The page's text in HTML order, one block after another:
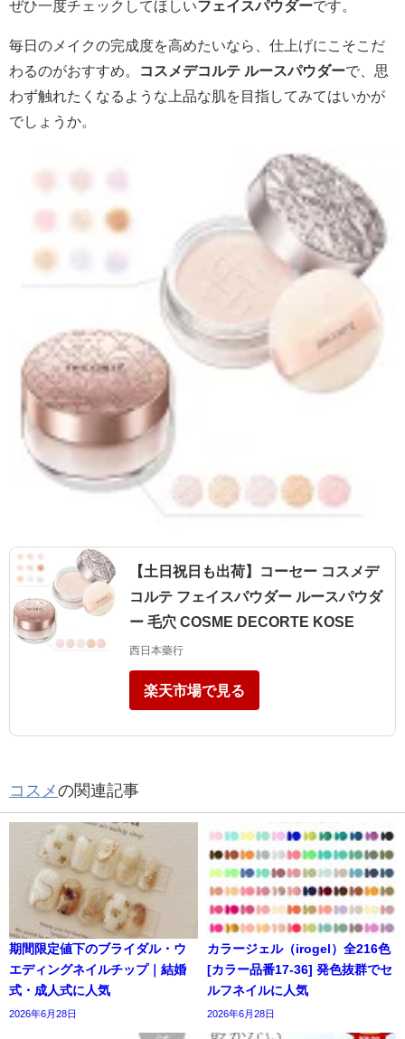
ぜひ一度チェックしてほしいフェイスパウダーです。
毎日のメイクの完成度を高めたいなら、仕上げにこそこだ
わるのがおすすめ。
コスメデコルテ ルースパウダーで、思
わず触れたくなるような上品な肌を目指してみてはいかが
でしょうか。
【土日祝日も出荷】コーセー コスメデ
コルテ フェイスパウダー ルースパウダ
ー 毛穴 COSME DECORTE KOSE
西日本藥行
楽天市場で見る
コスメの関連記事
期間限定値下のブライダル・ウ
エディングネイルチップ｜結婚
式・成人式に人気
2026年6月28日
カラージェル（irogel）全216色
[カラー品番17-36] 発色抜群でセ
ルフネイルに人気
2026年6月28日